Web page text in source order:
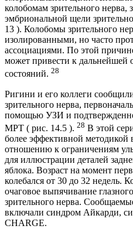
колобомам зрительного нерва,
эмбриональной щели
13 ). Колобомы зрительного
изолированными, но часто
ассоциациями. По этой
может привести к дальнейшей
состояний. 28
Ригини и его коллеги
зрительного нерва,
помощью УЗИ и
МРТ ( рис. 14.5 ). 28 В этой
более эффективной методикой
отношению к ограничениям
для иллюстрации деталей
яблока. Возраст на момент
колебался от 30 до 32 недель.
очаговое выпячивание
зрительного нерва.
включали синдром Айкарди,
CHARGE.